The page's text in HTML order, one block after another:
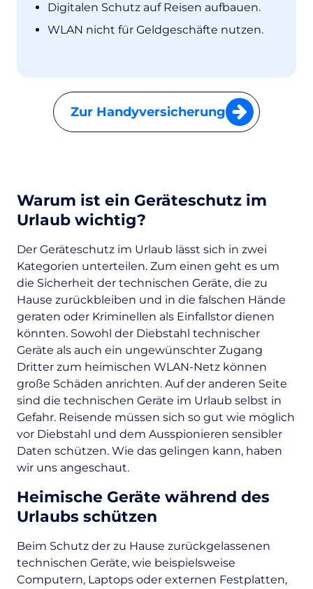
Digitalen Schutz auf Reisen aufbauen.
WLAN nicht für Geldgeschäfte nutzen.
Zur Handyversicherung
Warum ist ein Geräteschutz im
Urlaub wichtig?
Der Geräteschutz im Urlaub lässt sich in zwei
Kategorien unterteilen. Zum einen geht es um
die Sicherheit der technischen Geräte, die zu
Hause zurückbleiben und in die falschen Hände
geraten oder Kriminellen als Einfallstor dienen
könnten. Sowohl der Diebstahl technischer
Geräte als auch ein ungewünschter Zugang
Dritter zum heimischen WLAN-Netz können
große Schäden anrichten. Auf der anderen Seite
sind die technischen Geräte im Urlaub selbst in
Gefahr. Reisende müssen sich so gut wie möglich
vor Diebstahl und dem Ausspionieren sensibler
Daten schützen. Wie das gelingen kann, haben
wir uns angeschaut.
Heimische Geräte während des
Urlaubs schützen
Beim Schutz der zu Hause zurückgelassenen
technischen Geräte, wie beispielsweise
Computern, Laptops oder externen Festplatten,